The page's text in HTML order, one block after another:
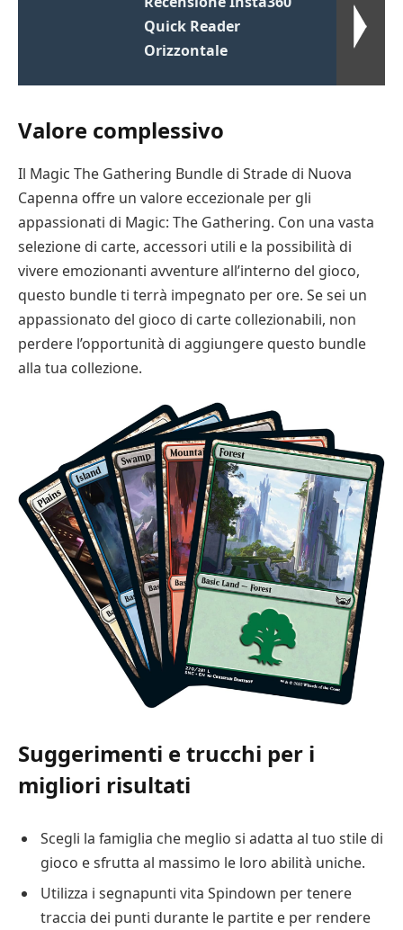
Quick Reader
Orizzontale
Valore complessivo
Il Magic The Gathering Bundle di Strade di Nuova
Capenna offre un valore eccezionale per gli
appassionati di Magic: The Gathering. Con una vasta
selezione di carte, accessori utili e la possibilità di
vivere emozionanti avventure all’interno del gioco,
questo bundle ti terrà impegnato per ore. Se sei un
appassionato del gioco di carte collezionabili, non
perdere l’opportunità di aggiungere questo bundle
alla tua collezione.
Suggerimenti e trucchi per i
migliori risultati
Scegli la famiglia che meglio si adatta al tuo stile di
gioco e sfrutta al massimo le loro abilità uniche.
Utilizza i segnapunti vita Spindown per tenere
traccia dei punti durante le partite e per rendere